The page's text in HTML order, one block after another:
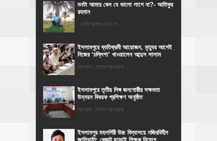
মনটা আমার কেন যে ভালো লাগে না?- আতিকুর
রহমান
মনটা আমার কেন যে ...
‎ইসলামপুরে ব্যতিক্রমী আয়োজন, মৃত্যুর আগেই
নিজের ‘চল্লিশা’ খাওয়ালেন আব্দুস সালাম
আলমাস হোসেন আওয়ালঃ ...
ইসলামপুরে তৃতীয় লিঙ্গ জনগোষ্ঠীর সক্ষমতা
উন্নয়ন বিষয়ক প্রশিক্ষণ অনুষ্ঠিত
আলমাছ হোসেন আওয়ালঃ ...
​ইসলামপুর মহলগিরী উচ্চ বিদ্যালয়ে নজিরবিহীন